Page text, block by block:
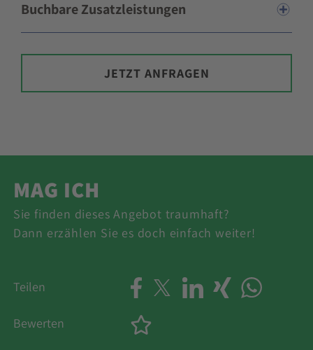
Buchbare Zusatzleistungen
JETZT ANFRAGEN
MAG ICH
Sie finden dieses Angebot traumhaft?
Dann erzählen Sie es doch einfach weiter!
Teilen
Bewerten